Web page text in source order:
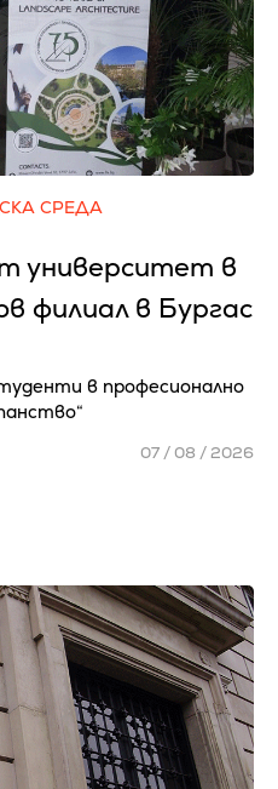
СРЕДА
университет в
филиал в Бургас
в професионално
07 / 08 / 2026